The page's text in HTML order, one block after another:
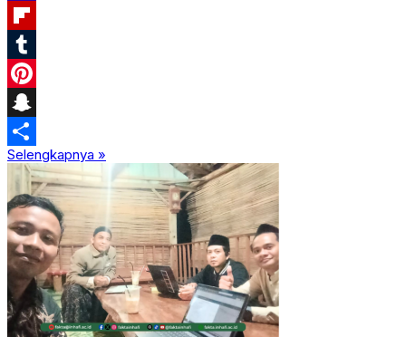
Yahoo
Mail
Flipboard
Tumblr
Pinterest
Snapchat
Share
Selengkapnya »